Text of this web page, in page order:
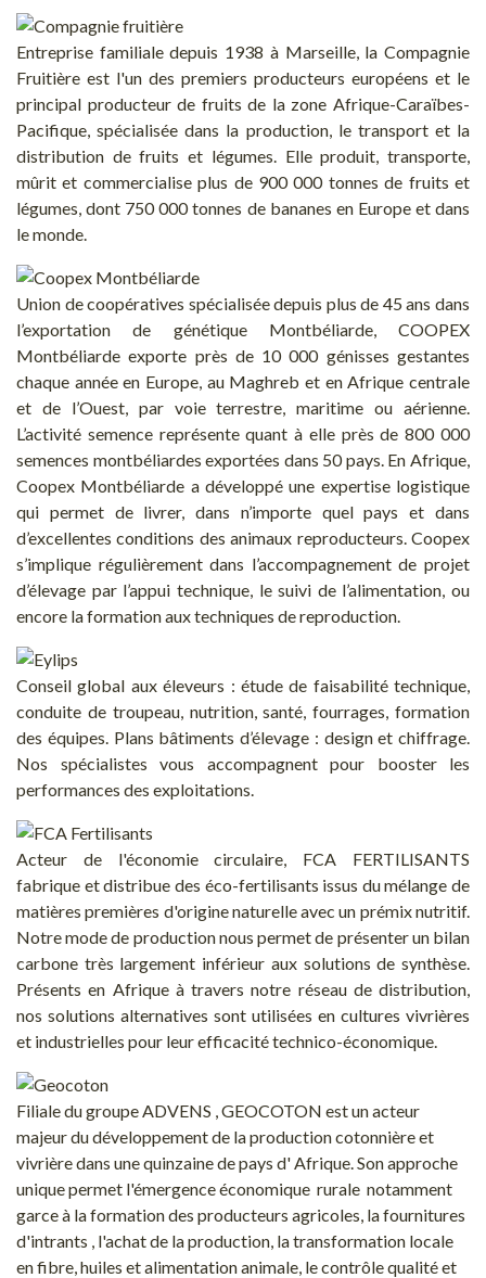
Entreprise familiale depuis 1938 à Marseille, la Compagnie
Fruitière est l'un des premiers producteurs européens et le
principal producteur de fruits de la zone Afrique-Caraïbes-
Pacifique, spécialisée dans la production, le transport et la
distribution de fruits et légumes. Elle produit, transporte,
mûrit et commercialise plus de 900 000 tonnes de fruits et
légumes, dont 750 000 tonnes de bananes en Europe et dans
le monde.
Union de coopératives spécialisée depuis plus de 45 ans dans
l’exportation de génétique Montbéliarde, COOPEX
Montbéliarde exporte près de 10 000 génisses gestantes
chaque année en Europe, au Maghreb et en Afrique centrale
et de l’Ouest, par voie terrestre, maritime ou aérienne.
L’activité semence représente quant à elle près de 800 000
semences montbéliardes exportées dans 50 pays. En Afrique,
Coopex Montbéliarde a développé une expertise logistique
qui permet de livrer, dans n’importe quel pays et dans
d’excellentes conditions des animaux reproducteurs. Coopex
s’implique régulièrement dans l’accompagnement de projet
d’élevage par l’appui technique, le suivi de l’alimentation, ou
encore la formation aux techniques de reproduction.
Conseil global aux éleveurs : étude de faisabilité technique,
conduite de troupeau, nutrition, santé, fourrages, formation
des équipes. Plans bâtiments d’élevage : design et chiffrage.
Nos spécialistes vous accompagnent pour booster les
performances des exploitations.
Acteur de l'économie circulaire, FCA FERTILISANTS
fabrique et distribue des éco-fertilisants issus du mélange de
matières premières d'origine naturelle avec un prémix nutritif.
Notre mode de production nous permet de présenter un bilan
carbone très largement inférieur aux solutions de synthèse.
Présents en Afrique à travers notre réseau de distribution,
nos solutions alternatives sont utilisées en cultures vivrières
et industrielles pour leur efficacité technico-économique.
Filiale du groupe ADVENS , GEOCOTON est un acteur
majeur du développement de la production cotonnière et
vivrière dans une quinzaine de pays d' Afrique. Son approche
unique permet l'émergence économique rurale notamment
garce à la formation des producteurs agricoles, la fournitures
d'intrants , l'achat de la production, la transformation locale
en fibre, huiles et alimentation animale, le contrôle qualité et